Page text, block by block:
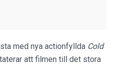
med nya actionfyllda Cold
att filmen till det stora